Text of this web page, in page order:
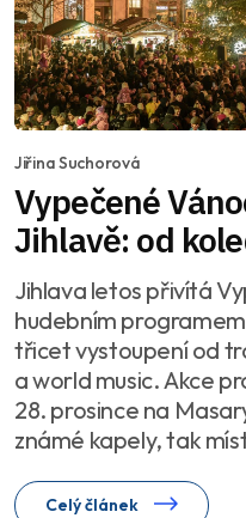
Jiřina Suchorová
Vypečené
Jihlavě: od
Jihlava letos přivítá
hudebním
třicet vystoupení od
a world music. Akce
28. prosince na
známé kapely, tak
Celý článek